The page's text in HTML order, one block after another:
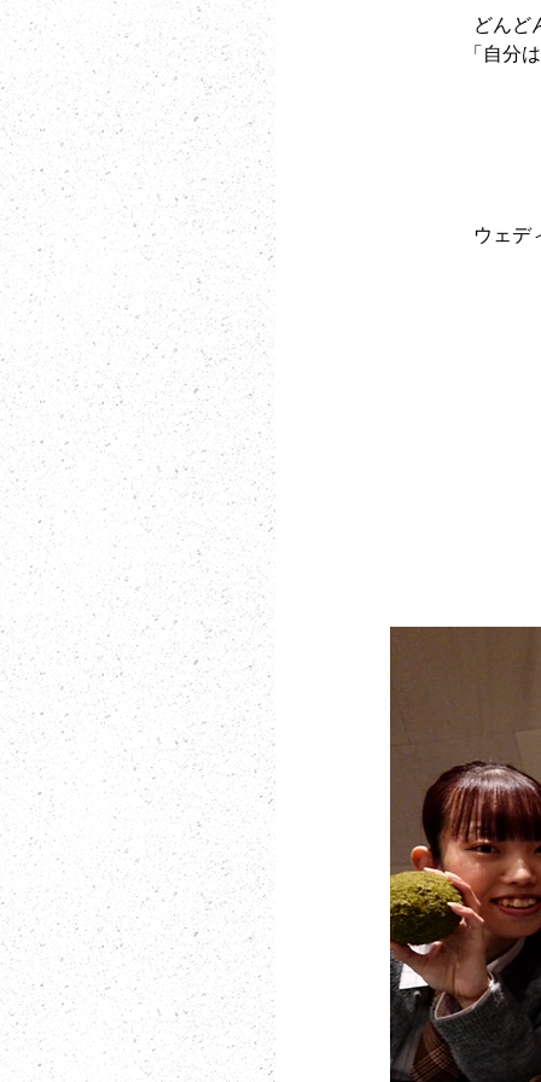
どんど
「自分
ウェデ